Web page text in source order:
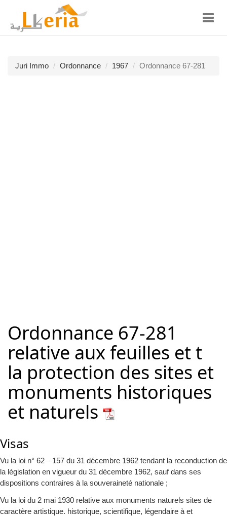
Juri Immo Ordonnance 1967 Ordonnance 67-281
Ordonnance 67-281
relative aux feuilles et t
la protection des sites et
monuments historiques
et naturels
Visas
Vu la loi n° 62—157 du 31 décembre 1962 tendant la reconduction de
la législation en vigueur du 31 décembre 1962, sauf dans ses
dispositions contraires à la souveraineté nationale ;
Vu la loi du 2 mai 1930 relative aux monuments naturels sites de
caractère artistique. historique, scientifique, légendaire à et